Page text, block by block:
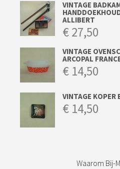
VINTAGE
ALLIBERT
€27,50
VINTAGE
ARCOPAL
€ 14,50
VINTAGE KOPER
€ 14,50
Waarom Bij-